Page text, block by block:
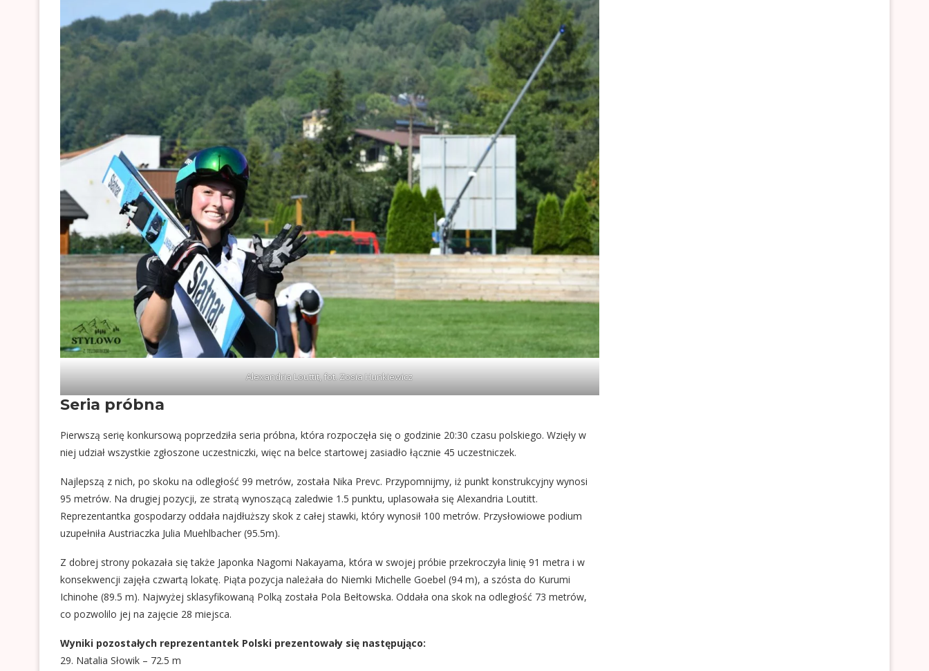
Alexandria Louttit, fot. Zosia Hunkiewicz
Seria próbna
Pierwszą serię konkursową poprzedziła seria próbna, która rozpoczęła się o godzinie 20:30 czasu polskiego. Wzięły w
niej udział wszystkie zgłoszone uczestniczki, więc na belce startowej zasiadło łącznie 45 uczestniczek.
Najlepszą z nich, po skoku na odległość 99 metrów, została Nika Prevc. Przypomnijmy, iż punkt konstrukcyjny wynosi
95 metrów. Na drugiej pozycji, ze stratą wynoszącą zaledwie 1.5 punktu, uplasowała się Alexandria Loutitt.
Reprezentantka gospodarzy oddała najdłuższy skok z całej stawki, który wynosił 100 metrów. Przysłowiowe podium
uzupełniła Austriaczka Julia Muehlbacher (95.5m).
Z dobrej strony pokazała się także Japonka Nagomi Nakayama, która w swojej próbie przekroczyła linię 91 metra i w
konsekwencji zajęła czwartą lokatę. Piąta pozycja należała do Niemki Michelle Goebel (94 m), a szósta do Kurumi
Ichinohe (89.5 m). Najwyżej sklasyfikowaną Polką została Pola Bełtowska. Oddała ona skok na odległość 73 metrów,
co pozwolilo jej na zajęcie 28 miejsca.
Wyniki pozostałych reprezentantek Polski prezentowały się następująco:
29. Natalia Słowik – 72.5 m